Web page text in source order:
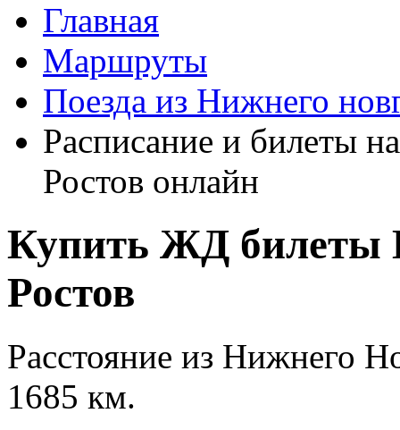
Главная
Маршруты
Поезда из Нижнего
Расписание и билеты
Ростов онлайн
Купить ЖД билеты
Ростов
Расстояние из Нижнего
1685 км.